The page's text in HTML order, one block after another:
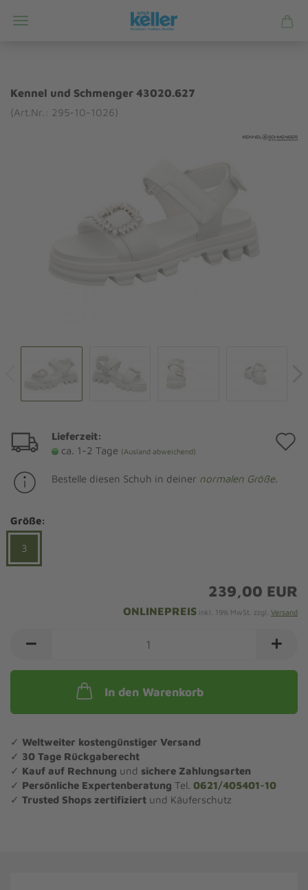
Kennel und Schmenger 43020.627
(Art.Nr.: 295-10-1026)
Lieferzeit:
ca. 1-2 Tage (Ausland abweichend)
Bestelle diesen Schuh in deiner normalen Größe.
Größe:
3
239,00 EUR
ONLINEPREIS inkl. 19% MwSt. zzgl. Versand
In den Warenkorb
✓ Weltweiter kostengünstiger Versand
✓ 30 Tage Rückgaberecht
✓ Kauf auf Rechnung und sichere Zahlungsarten
✓ Persönliche Expertenberatung Tel. 0621/405401-10
✓ Trusted Shops zertifiziert und Käuferschutz